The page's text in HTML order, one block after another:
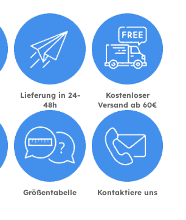
Lieferung in 24-
48h
Kostenloser
Versand ab 60€
Größentabelle Kontaktiere uns